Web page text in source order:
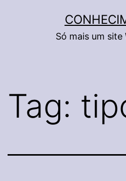
Só mais um site
Tag: